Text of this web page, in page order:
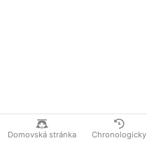
Domovská stránka Chronologicky